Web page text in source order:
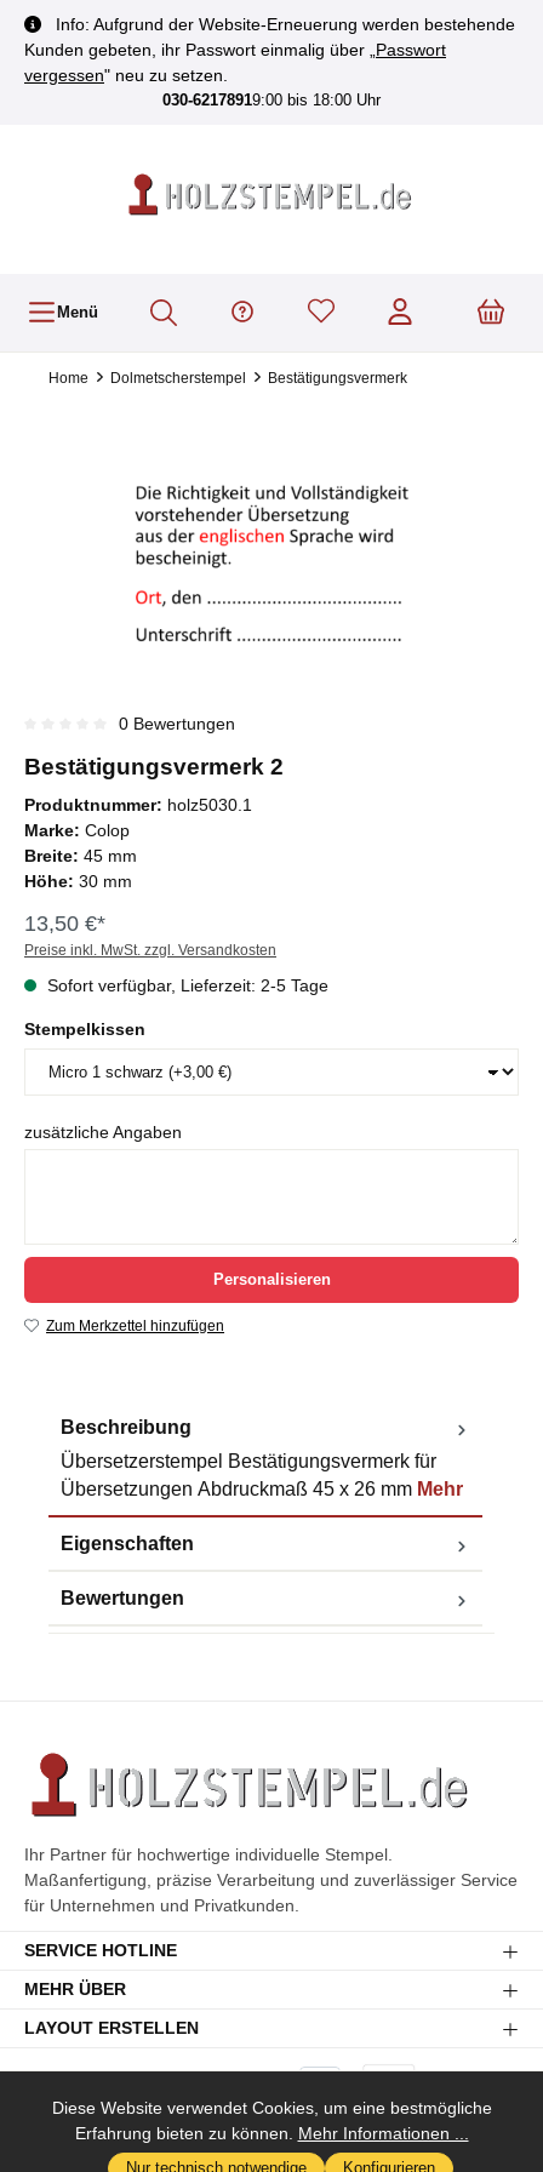
springen
Info: Aufgrund der Website-Erneuerung werden bestehende
Kunden gebeten, ihr Passwort einmalig über „ Passwort
vergessen" neu zu setzen.
030-62178919:00 bis 18:00 Uhr
Menü
Home Dolmetscherstempel Bestätigungsvermerk
0 Bewertungen
Bestätigungsvermerk 2
Produktnummer: holz5030.1
Marke: Colop
Breite: 45 mm
Höhe: 30 mm
13,50 €*
Preise inkl. MwSt. zzgl. Versandkosten
Sofort verfügbar, Lieferzeit: 2-5 Tage
Stempelkissen
zusätzliche Angaben
Personalisieren
Zum Merkzettel hinzufügen
Beschreibung
Übersetzerstempel Bestätigungsvermerk für
Übersetzungen Abdruckmaß 45 x 26 mm Mehr
Eigenschaften
Bewertungen
Ihr Partner für hochwertige individuelle Stempel.
Maßanfertigung, präzise Verarbeitung und zuverlässiger Service
für Unternehmen und Privatkunden.
SERVICE HOTLINE
MEHR ÜBER
LAYOUT ERSTELLEN
* Alle Preise inkl. gesetzl. Mehrwertsteuer zzgl. Versandkosten
Diese Website verwendet Cookies, um eine bestmögliche
Erfahrung bieten zu können. Mehr Informationen ...
Nur technisch notwendige Konfigurieren